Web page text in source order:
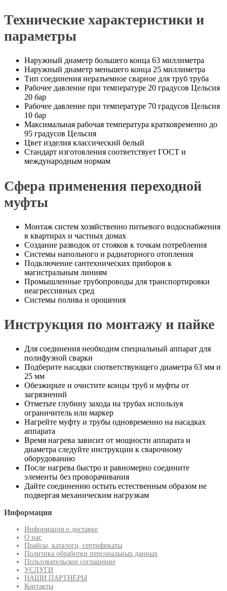
Технические характеристики и
параметры
Наружный диаметр большего конца 63 миллиметра
Наружный диаметр меньшего конца 25 миллиметра
Тип соединения неразъемное сварное для труб труба
Рабочее давление при температуре 20 градусов Цельсия
20 бар
Рабочее давление при температуре 70 градусов Цельсия
10 бар
Максимальная рабочая температура кратковременно до
95 градусов Цельсия
Цвет изделия классический белый
Стандарт изготовления соответствует ГОСТ и
международным нормам
Сфера применения переходной
муфты
Монтаж систем хозяйственно питьевого водоснабжения
в квартирах и частных домах
Создание разводок от стояков к точкам потребления
Системы напольного и радиаторного отопления
Подключение сантехнических приборов к
магистральным линиям
Промышленные трубопроводы для транспортировки
неагрессивных сред
Системы полива и орошения
Инструкция по монтажу и пайке
Для соединения необходим специальный аппарат для
полифузной сварки
Подберите насадки соответствующего диаметра 63 мм и
25 мм
Обезжирьте и очистите концы труб и муфты от
загрязнений
Отметьте глубину захода на трубах используя
ограничитель или маркер
Нагрейте муфту и трубы одновременно на насадках
аппарата
Время нагрева зависит от мощности аппарата и
диаметра следуйте инструкции к сварочному
оборудованию
После нагрева быстро и равномерно соедините
элементы без проворачивания
Дайте соединению остыть естественным образом не
подвергая механическим нагрузкам
Информация
Информация о доставке
О нас
Прайсы, каталоги, сертификаты
Политика обработки персональных данных
Пользовательское соглашение
УСЛУГИ
НАШИ ПАРТНЁРЫ
Контакты